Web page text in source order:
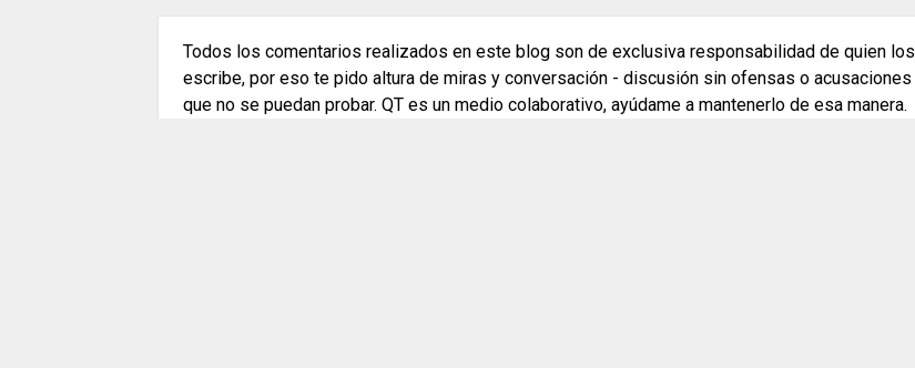
Todos los comentarios realizados en este blog son de exclusiva responsabilidad de quien los
escribe, por eso te pido altura de miras y conversación - discusión sin ofensas o acusaciones
que no se puedan probar. QT es un medio colaborativo, ayúdame a mantenerlo de esa manera.